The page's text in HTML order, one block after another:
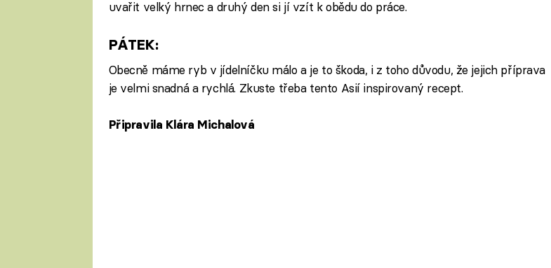
uvařit velký hrnec a druhý den si jí vzít k obědu do práce.
PÁTEK:
Obecně máme ryb v jídelníčku málo a je to škoda, i z toho důvodu, že jejich příprava
je velmi snadná a rychlá. Zkuste třeba tento Asií inspirovaný recept.
Připravila Klára Michalová